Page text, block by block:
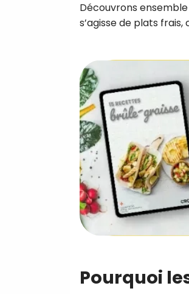
Découvrons
s’agisse de plats frais,
Pourquoi